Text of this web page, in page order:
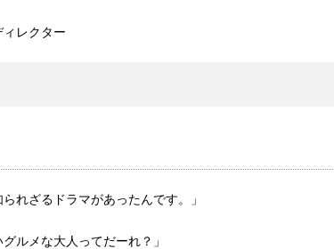
ィレクター
れざるドラマがあったんです。」
ルメな大人ってだーれ？」